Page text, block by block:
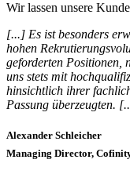
Wir lassen unsere
[...] Es ist besonders
hohen
geforderten Positionen,
uns stets mit
hinsichtlich ihrer
Passung überzeugten.
Alexander Schleicher
Managing Director,